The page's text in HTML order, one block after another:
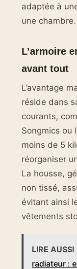
adaptée à
une chambre.
L’armoire
avant tout
L’avantage
réside dans
courants,
Songmics ou
moins de 5
réorganiser
La housse,
non tissé,
évitant ainsi
vêtements
LIRE AUSSI
radiateur :